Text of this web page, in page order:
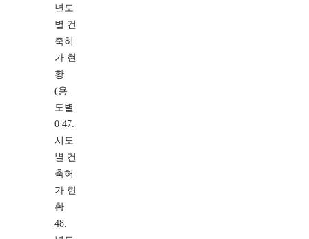
년도
별 건
축허
가 현
황
(용
도별
0 47.
시도
별 건
축허
가 현
황
48.